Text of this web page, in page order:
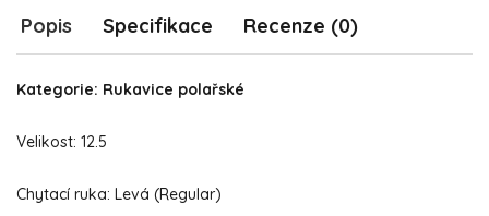
Popis Specifikace Recenze (0)
Kategorie: Rukavice polařské
Velikost: 12.5
Chytací ruka: Levá (Regular)